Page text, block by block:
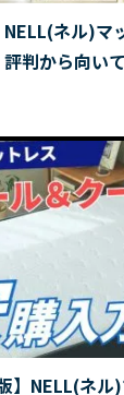
NELL(ネル)マ
判から向い
】NELL(ネ